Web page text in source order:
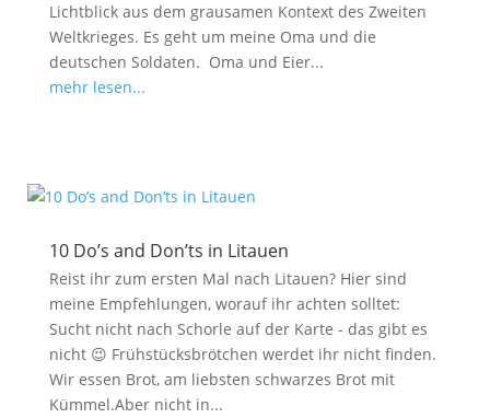
Lichtblick aus dem grausamen Kontext des Zweiten
Weltkrieges. Es geht um meine Oma und die
deutschen Soldaten. Oma und Eier...
mehr lesen...
10 Do’s and Don’ts in Litauen
Reist ihr zum ersten Mal nach Litauen? Hier sind
meine Empfehlungen, worauf ihr achten solltet:
Sucht nicht nach Schorle auf der Karte - das gibt es
nicht 😉 Frühstücksbrötchen werdet ihr nicht finden.
Wir essen Brot, am liebsten schwarzes Brot mit
Kümmel.Aber nicht in...